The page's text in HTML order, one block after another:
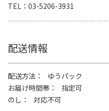
TEL
03-5206-3931
配送情報
配送方法
ゆうパック
お届け時間帯
指定可
のし
対応不可